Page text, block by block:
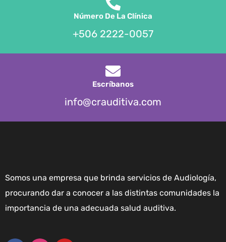
Número De La Clínica
+506 2222-0057
Escríbanos
info@crauditiva.com
Somos una empresa que brinda servicios de Audiología,
procurando dar a conocer a las distintas comunidades la
importancia de una adecuada salud auditiva.